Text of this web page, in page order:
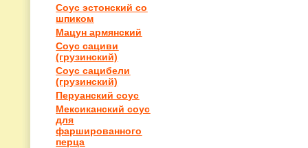
Соус эстонский со
шпиком
Мацун армянский
Соус сациви
(грузинский)
Соус сацибели
(грузинский)
Перуанский соус
Мексиканский соус
для
фаршированного
перца